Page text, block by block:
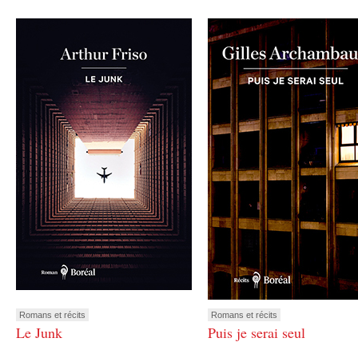
Romans et récits
Le Junk
Romans et récits
Puis je serai seul